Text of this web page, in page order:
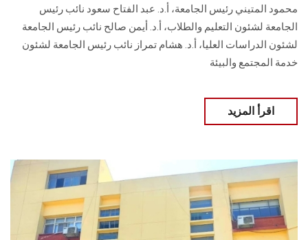
محمود المتيني رئيس الجامعة، أ.د. عبد الفتاح سعود نائب رئيس
الجامعة لشئون التعليم والطلاب، أ.د. أيمن صالح نائب رئيس الجامعة
لشئون الدراسات العليا، أ.د. هشام تمراز نائب رئيس الجامعة لشئون
خدمة المجتمع والبيئة
اقرأ المزيد